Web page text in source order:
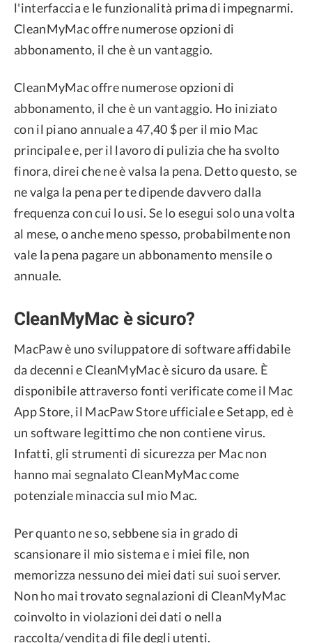
l'interfaccia e le funzionalità prima di impegnarmi.
CleanMyMac offre numerose opzioni di
abbonamento, il che è un vantaggio.
CleanMyMac offre numerose opzioni di
abbonamento, il che è un vantaggio. Ho iniziato
con il piano annuale a 47,40 $ per il mio Mac
principale e, per il lavoro di pulizia che ha svolto
finora, direi che ne è valsa la pena. Detto questo, se
ne valga la pena per te dipende davvero dalla
frequenza con cui lo usi. Se lo esegui solo una volta
al mese, o anche meno spesso, probabilmente non
vale la pena pagare un abbonamento mensile o
annuale.
CleanMyMac è sicuro?
MacPaw è uno sviluppatore di software affidabile
da decenni e CleanMyMac è sicuro da usare. È
disponibile attraverso fonti verificate come il Mac
App Store, il MacPaw Store ufficiale e Setapp, ed è
un software legittimo che non contiene virus.
Infatti, gli strumenti di sicurezza per Mac non
hanno mai segnalato CleanMyMac come
potenziale minaccia sul mio Mac.
Per quanto ne so, sebbene sia in grado di
scansionare il mio sistema e i miei file, non
memorizza nessuno dei miei dati sui suoi server.
Non ho mai trovato segnalazioni di CleanMyMac
coinvolto in violazioni dei dati o nella
raccolta/vendita di file degli utenti.